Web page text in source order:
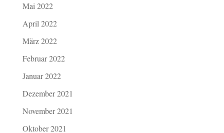
Mai 2022
April 2022
März 2022
Februar 2022
Januar 2022
Dezember 2021
November 2021
Oktober 2021